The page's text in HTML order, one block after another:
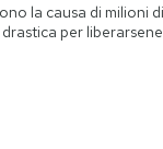
la causa di milioni
per